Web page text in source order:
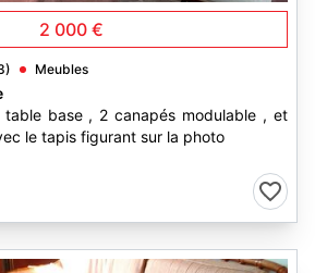
2 000 €
Meubles
table base , 2 canapés modulable , et
le tapis figurant sur la photo